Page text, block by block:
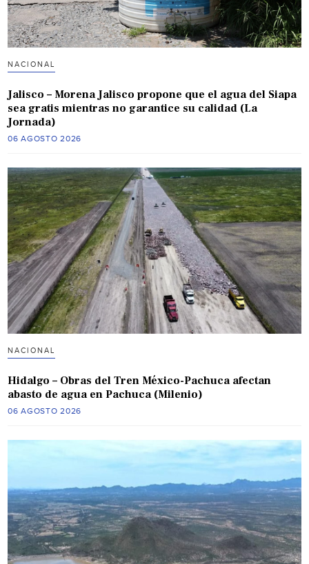
NACIONAL
Jalisco – Morena Jalisco propone que el agua del Siapa
sea gratis mientras no garantice su calidad (La
Jornada)
06 AGOSTO 2026
NACIONAL
Hidalgo – Obras del Tren México-Pachuca afectan
abasto de agua en Pachuca (Milenio)
06 AGOSTO 2026